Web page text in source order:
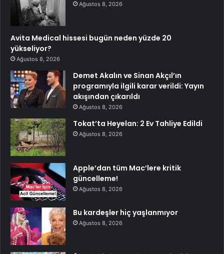
Ağustos 8, 2026
Avita Medical hissesi bugün neden yüzde 20
yükseliyor?
Ağustos 8, 2026
Demet Akalın ve Sinan Akçıl’ın
programıyla ilgili karar verildi: Yayın
akışından çıkarıldı
Ağustos 8, 2026
Tokat’ta Heyelan: 2 Ev Tahliye Edildi
Ağustos 8, 2026
Apple’dan tüm Mac’lere kritik
güncelleme!
Ağustos 8, 2026
Bu kardeşler hiç yaşlanmıyor
Ağustos 8, 2026